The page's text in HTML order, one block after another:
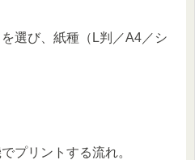
選び、紙種（L判／A4／シ
プリントする流れ。